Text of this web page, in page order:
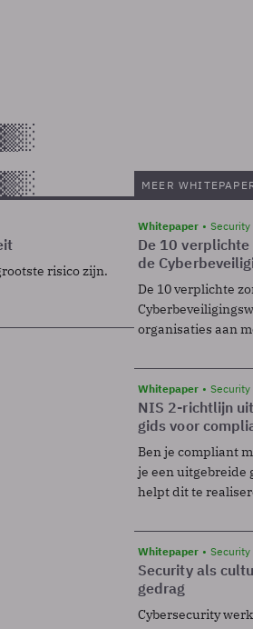
risico zijn.
MEER
Whitepaper Security
De 10
de
De 10 verplichte
organisaties aan
Whitepaper Security
NIS 2-richtlijn
gids voor
Ben je compliant
je een uitgebreide
helpt dit te
Whitepaper Security
Security als
gedrag
Cybersecurity